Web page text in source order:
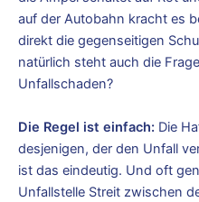
auf der Autobahn kracht es
direkt die gegenseitigen
natürlich steht auch die
Unfallschaden?
Die Regel ist einfach: Die
desjenigen, der den Unfall
ist das eindeutig. Und oft
Unfallstelle Streit zwischen